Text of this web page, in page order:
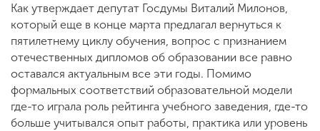
Как утверждает депутат Госдумы Виталий Милонов,
который еще в конце марта предлагал вернуться к
пятилетнему циклу обучения, вопрос с признанием
отечественных дипломов об образовании все равно
оставался актуальным все эти годы. Помимо
формальных соответствий образовательной модели
где-то играла роль рейтинга учебного заведения, где-то
больше учитывался опыт работы, практика или уровень